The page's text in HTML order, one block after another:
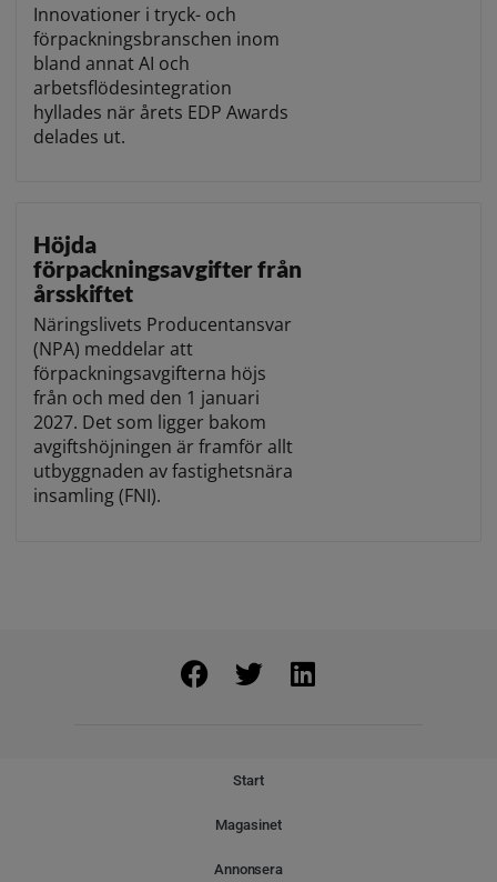
Innovationer i tryck- och
förpackningsbranschen inom
bland annat AI och
arbetsflödesintegration
hyllades när årets EDP Awards
delades ut.
Höjda
förpackningsavgifter från
årsskiftet
Näringslivets Producentansvar
(NPA) meddelar att
förpackningsavgifterna höjs
från och med den 1 januari
2027. Det som ligger bakom
avgiftshöjningen är framför allt
utbyggnaden av fastighetsnära
insamling (FNI).
Start
Magasinet
Annonsera